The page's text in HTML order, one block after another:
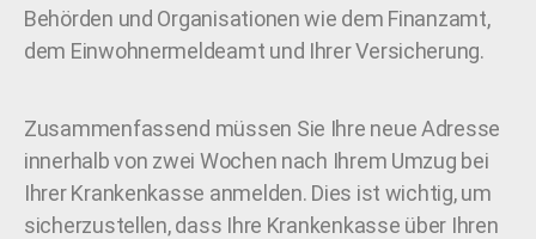
Behörden und Organisationen wie dem Finanzamt,
dem Einwohnermeldeamt und Ihrer Versicherung.
Zusammenfassend müssen Sie Ihre neue Adresse
innerhalb von zwei Wochen nach Ihrem Umzug bei
Ihrer Krankenkasse anmelden. Dies ist wichtig, um
sicherzustellen, dass Ihre Krankenkasse über Ihren